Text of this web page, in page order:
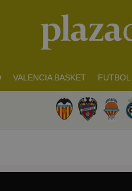
VALENCIA BASKET FUTBOL